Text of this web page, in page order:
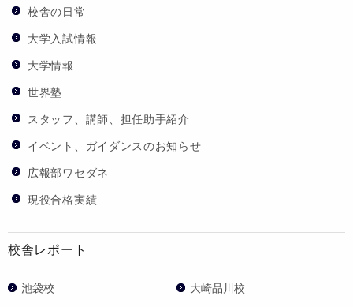
校舎の日常
大学入試情報
大学情報
世界塾
スタッフ、講師、担任助手紹介
イベント、ガイダンスのお知らせ
広報部ワセダネ
現役合格実績
校舎レポート
池袋校 大崎品川校